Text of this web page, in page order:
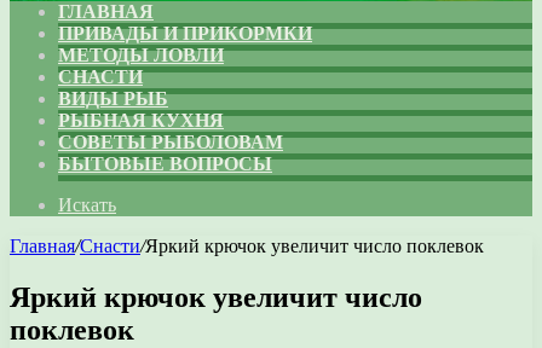
ГЛАВНАЯ
ПРИВАДЫ И ПРИКОРМКИ
МЕТОДЫ ЛОВЛИ
СНАСТИ
ВИДЫ РЫБ
РЫБНАЯ КУХНЯ
СОВЕТЫ РЫБОЛОВАМ
БЫТОВЫЕ ВОПРОСЫ
Искать
Главная/Снасти/Яркий крючок увеличит число поклевок
Яркий крючок увеличит число
поклевок